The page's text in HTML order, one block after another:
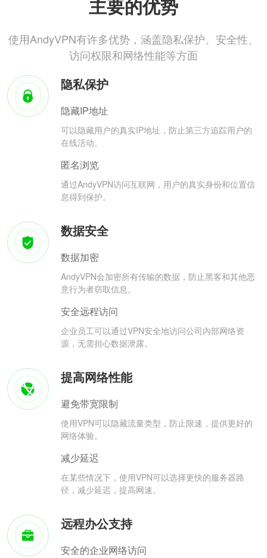
主要的优势
使用AndyVPN有许多优势，涵盖隐私保护、安全性、
访问权限和网络性能等方面
隐私保护
隐藏IP地址
可以隐藏用户的真实IP地址，防止第三方追踪用户的
在线活动。
匿名浏览
通过AndyVPN访问互联网，用户的真实身份和位置信
息得到保护。
数据安全
数据加密
AndyVPN会加密所有传输的数据，防止黑客和其他恶
意行为者窃取信息。
安全远程访问
企业员工可以通过VPN安全地访问公司内部网络资
源，无需担心数据泄露。
提高网络性能
避免带宽限制
使用VPN可以隐藏流量类型，防止限速，提供更好的
网络体验。
减少延迟
在某些情况下，使用VPN可以选择更快的服务器路
径，减少延迟，提高网速。
远程办公支持
安全的企业网络访问